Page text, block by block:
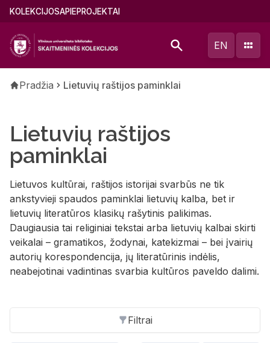
Pereiti
pagrindinį
turinį
Main
(lithuanian)
KOLEKCIJOSAPIEPROJEKTAI
EN
Kelias
Pradžia Lietuvių raštijos paminklai
Lietuvių raštijos
paminklai
Lietuvos kultūrai, raštijos istorijai svarbūs ne tik
ankstyvieji spaudos paminklai lietuvių kalba, bet ir
lietuvių literatūros klasikų rašytinis palikimas.
Daugiausia tai religiniai tekstai arba lietuvių kalbai skirti
veikalai – gramatikos, žodynai, katekizmai – bei įvairių
autorių korespondencija, jų literatūrinis indėlis,
neabejotinai vadintinas svarbia kultūros paveldo dalimi.
Filtrai